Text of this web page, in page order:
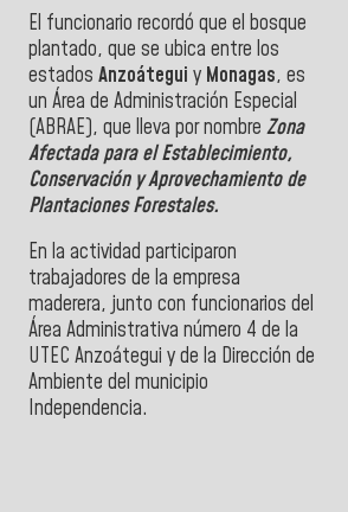
El funcionario recordó que el bosque
plantado, que se ubica entre los
estados Anzoátegui y Monagas, es
un Área de Administración Especial
(ABRAE), que lleva por nombre Zona
Afectada para el Establecimiento,
Conservación y Aprovechamiento de
Plantaciones Forestales.
En la actividad participaron
trabajadores de la empresa
maderera, junto con funcionarios del
Área Administrativa número 4 de la
UTEC Anzoátegui y de la Dirección de
Ambiente del municipio
Independencia.